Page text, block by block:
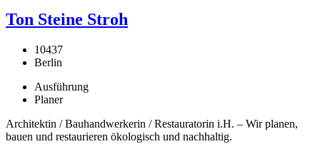
Ton Steine Stroh
10437
Berlin
Ausführung
Planer
Architektin / Bauhandwerkerin / Restauratorin i.H. – Wir planen,
bauen und restaurieren ökologisch und nachhaltig.